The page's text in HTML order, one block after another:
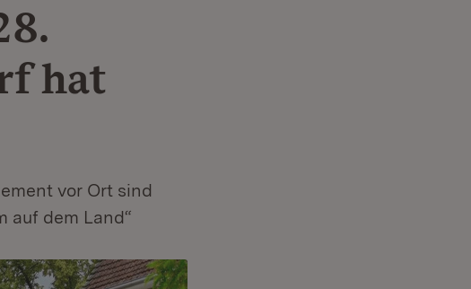
hat
vor Ort sind
auf dem Land“